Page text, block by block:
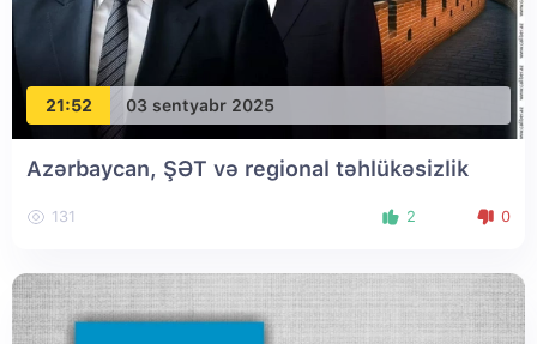
21:52 03 sentyabr 2025
Azərbaycan, ŞƏT və regional təhlükəsizlik
131 2 0